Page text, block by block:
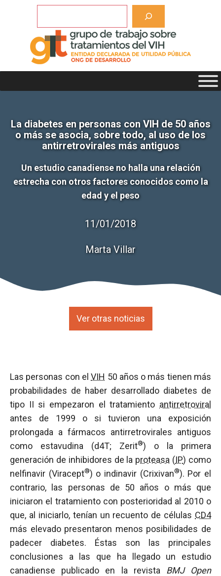
La diabetes en personas con VIH de 50 años
o más se asocia, sobre todo, al uso de los
antirretrovirales más antiguos
Un estudio canadiense no halla una relación
estrecha con otros factores conocidos como la
edad y el peso
11/01/2018
Marta Villar
Ver otras noticias
Las personas con elVIH 50 años o más tienen más
probabilidades de haber desarrollado diabetes de
tipo II si empezaron el tratamiento antirretroviral
antes de 1999 o si tuvieron una exposición
prolongada a fármacos antirretrovirales antiguos
como estavudina (d4T; Zerit®) o la primera
generación de inhibidores de la proteasa (IP) como
nelfinavir (Viracept®) o indinavir (Crixivan®). Por el
contrario, las personas de 50 años o más que
iniciaron el tratamiento con posterioridad al 2010 o
que, al iniciarlo, tenían un recuento de células CD4
más elevado presentaron menos posibilidades de
padecer diabetes. Éstas son las principales
conclusiones a las que ha llegado un estudio
canadiense publicado en la revista BMJ Open